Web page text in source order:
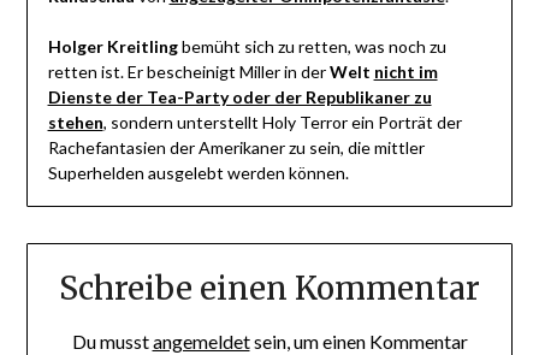
Holger Kreitlingbemüht sich zu retten, was noch zu
retten ist. Er bescheinigt Miller in derWelt nicht im
Dienste der Tea-Party oder der Republikaner zu
stehen, sondern unterstellt Holy Terror ein Porträt der
Rachefantasien der Amerikaner zu sein, die mittler
Superhelden ausgelebt werden können.
Schreibe einen Kommentar
Du musstangemeldetsein, um einen Kommentar